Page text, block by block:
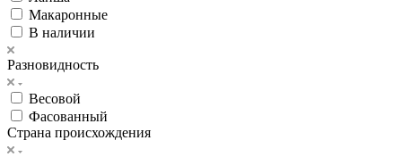
Макаронные
В наличии
Разновидность
Весовой
Фасованный
Страна происхождения